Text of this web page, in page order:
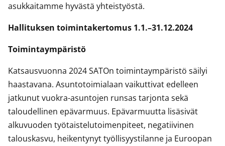
asukkaitamme hyvästä yhteistyöstä.
Hallituksen toimintakertomus 1.1.–31.12.2024
Toimintaympäristö
Katsausvuonna 2024 SATOn toimintaympäristö säilyi
haastavana. Asuntotoimialaan vaikuttivat edelleen
jatkunut vuokra-asuntojen runsas tarjonta sekä
taloudellinen epävarmuus. Epävarmuutta lisäsivät
alkuvuoden työtaistelutoimenpiteet, negatiivinen
talouskasvu, heikentynyt työllisyystilanne ja Euroopan